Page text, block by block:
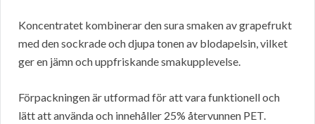
Koncentratet kombinerar den sura smaken av grapefrukt
med den sockrade och djupa tonen av blodapelsin, vilket
ger en jämn och uppfriskande smakupplevelse.
Förpackningen är utformad för att vara funktionell och
lätt att använda och innehåller 25% återvunnen PET.